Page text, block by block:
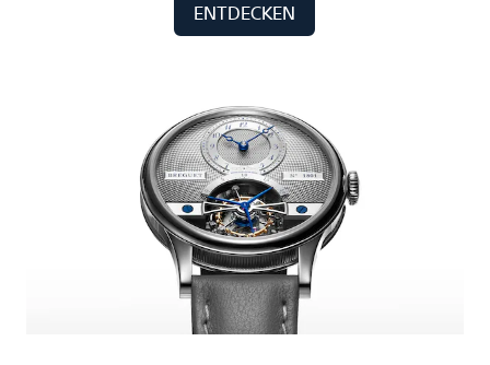
ENTDECKEN